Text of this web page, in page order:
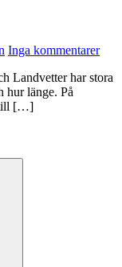
Inga kommentarer
Landvetter har stora
hur länge. På
till […]